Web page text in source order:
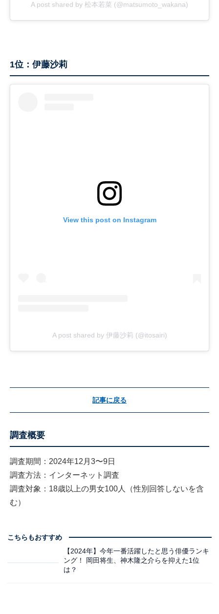
A post shared by 松本若菜 (@matsumoto_wakana)
1位：伊藤沙莉
View this post on Instagram
A post shared by 伊藤沙莉 (@itosairi)
記事に戻る
調査概要
調査期間：2024年12月3〜9日
調査方法：インターネット調査
調査対象：18歳以上の男女100人（性別回答しないを含
む）
こちらもおすすめ
【2024年】今年一番活躍したと思う俳優ランキ
ング！ 岡田将生、神木隆之介らを抑えた1位
は？